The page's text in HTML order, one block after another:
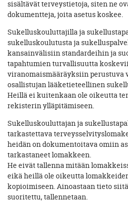
sisältävät terveystietoja, siten ne
dokumentteja, joita asetus koskee.
Sukelluskouluttajilla ja
sukelluskoulutusta ja
kansainvälisiin standardeihin ja
tapahtumien turvallisuutta
viranomaismääräyksiin perustuva
osallistujan lääketieteellinen
Heillä ei kuitenkaan ole oikeutta
rekisterin ylläpitämiseen.
Sukelluskouluttajan ja
tarkastettava
heidän on dokumentoitava omiin
tarkastaneet lomakkeen.
He eivät tallenna mitään
eikä heillä ole oikeutta
kopioimiseen. Ainoastaan tieto
suoritettu, tallennetaan.